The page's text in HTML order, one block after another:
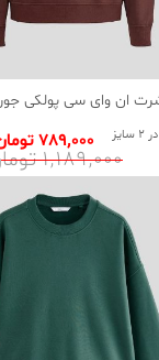
ان وای سی پولکی
1٬189٬000 تومان
789٬000 تومان